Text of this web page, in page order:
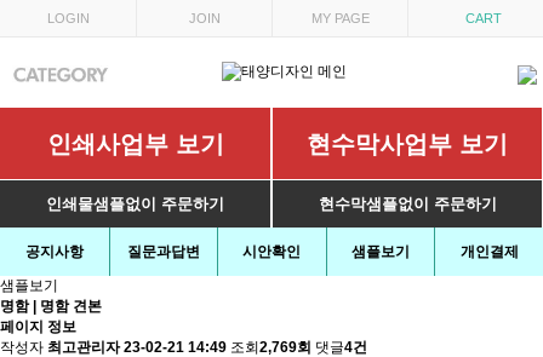
LOGIN JOIN MY PAGE CART
인쇄사업부 보기 현수막사업부 보기
인쇄물샘플없이 주문하기 현수막샘플없이 주문하기
공지사항 질문과답변 시안확인 샘플보기
개인결제
샘플보기
명함 | 명함 견본
페이지 정보
작성자 최고관리자 23-02-21 14:49 조회 2,769회 댓글4건